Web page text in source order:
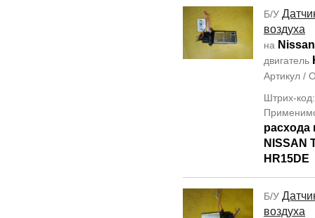
Б/У
воздуха
на
двигатель
Артикул /
Штрих-
расхода
NISSAN
HR15DE
Б/У
воздуха